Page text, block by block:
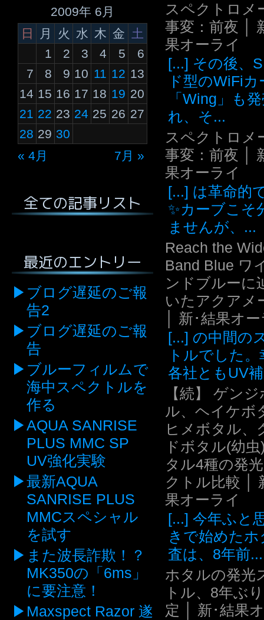
2009年 6月
日
月 火 水 木 金 土
« 4月 7月 »
1 2 3 4 5
6
7
8 9 10 11 12 13
14 15 16 17 18 19 20
21 22 23 24 25 26 27
28 29 30
全ての記事リスト
最近のエントリー
ブログ遅延のご報
告2
ブログ遅延のご報
告
ブルーフィルムで
海中スペクトルを
作る
AQUA SANRISE
PLUS MMC SP
UV強化実験
最新AQUA
SANRISE PLUS
MMCスペシャル
を試す
また波長詐欺！？
MK350の「6ms」
に要注意！
Maxspect Razor 遂
スペクトロメ
事変：前夜 │
果オーライ
[...] その後、
ド型のWiFiカ
「Wing」も
れ、そ...
スペクトロメ
事変：前夜 │
果オーライ
[...] は革命的
✨カーブこそ
ませんが、...
Reach the
Band Blue ワ
ンドブルーに
いたアクアメ
│ 新･結果オ
[...] の中間の
トルでした
各社ともUV
【続】 ゲン
ル、ヘイケボ
ヒメボタル、
ドボタル(幼
タル4種の発
クトル比較 │
果オーライ
[...] 今年ふと
きで始めたホ
査は、8年前...
ホタルの発光
トル、8年ぶ
定 │ 新･結果